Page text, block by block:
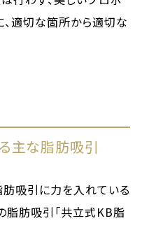
、適切な箇所から適切な
主な脂肪吸引
吸引に力を入れている
脂肪吸引「共立式KB脂